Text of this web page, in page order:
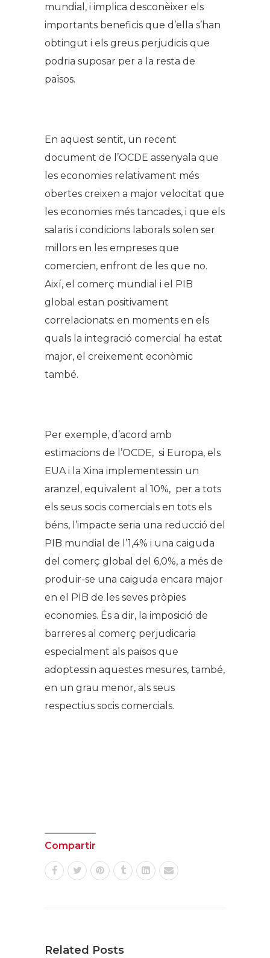
mundial, i implica desconèixer els
importants beneficis que d’ella s’han
obtingut i els greus perjudicis que
podria suposar per a la resta de
països.
En aquest sentit, un recent
document de l’OCDE assenyala que
les economies relativament més
obertes creixen a major velocitat que
les economies més tancades, i que els
salaris i condicions laborals solen ser
millors en les empreses que
comercien, enfront de les que no.
Així, el comerç mundial i el PIB
global estan positivament
correlacionats: en moments en els
quals la integració comercial ha estat
major, el creixement econòmic
també.
Per exemple, d’acord amb
estimacions de l’OCDE, si Europa, els
EUA i la Xina implementessin un
aranzel, equivalent al 10%, per a tots
els seus socis comercials en tots els
béns, l’impacte seria una reducció del
PIB mundial de l’1,4% i una caiguda
del comerç global del 6,0%, a més de
produir-se una caiguda encara major
en el PIB de les seves pròpies
economies. És a dir, la imposició de
barreres al comerç perjudicaria
especialment als països que
adoptessin aquestes mesures, també,
en un grau menor, als seus
respectius socis comercials.
Compartir
Related Posts